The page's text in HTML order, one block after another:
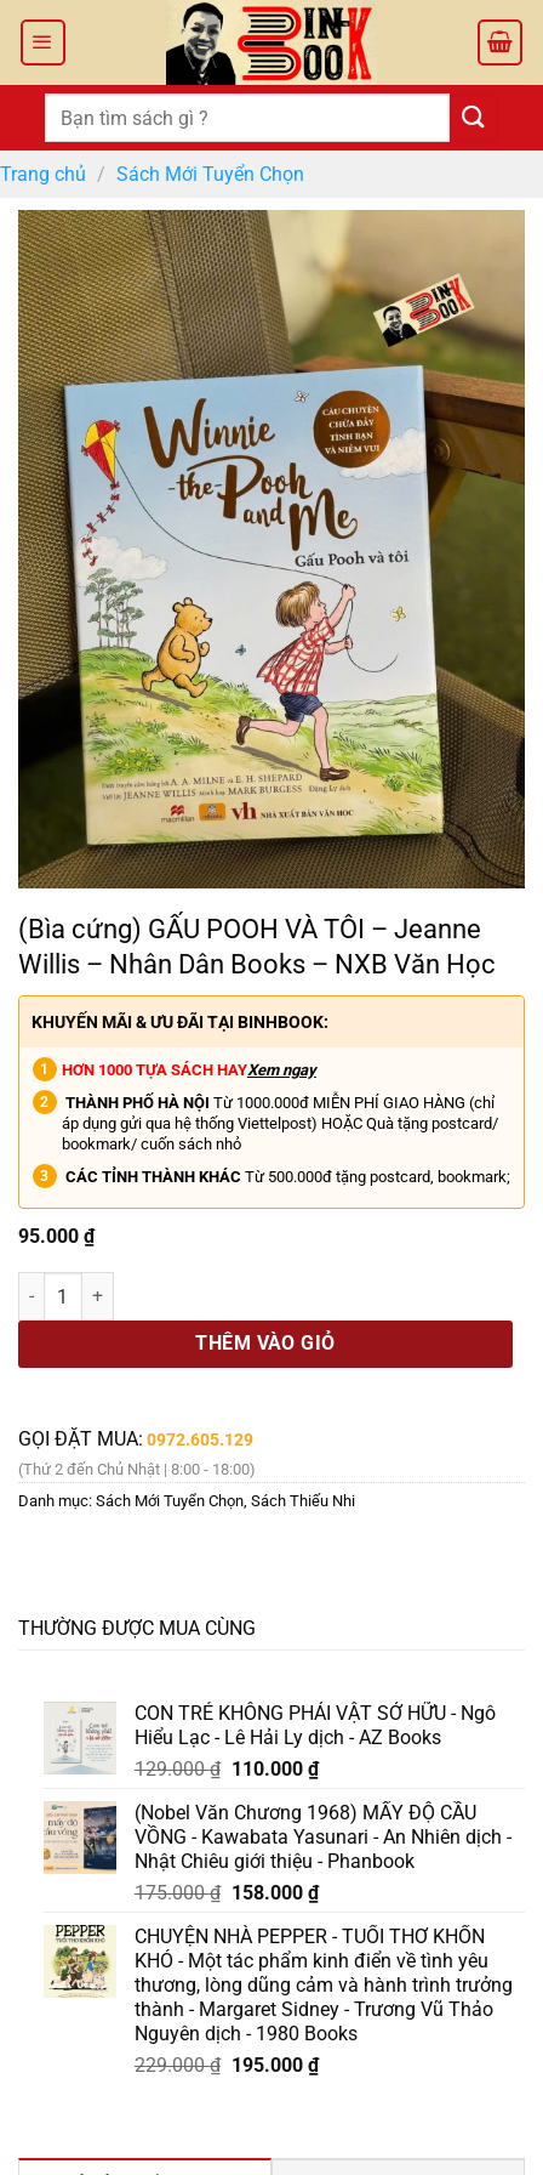
Tìm
kiếm:
Trang chủ / Sách Mới Tuyển Chọn
(Bìa cứng) GẤU POOH VÀ TÔI – Jeanne
Willis – Nhân Dân Books – NXB Văn Học
KHUYẾN MÃI & ƯU ĐÃI TẠI BINHBOOK:
HƠN 1000 TỰA SÁCH HAYXem ngay
THÀNH PHỐ HÀ NỘI Từ 1000.000đ MIỄN PHÍ GIAO HÀNG (chỉ
áp dụng gửi qua hệ thống Viettelpost) HOẶC Quà tặng postcard/
bookmark/ cuốn sách nhỏ
CÁC TỈNH THÀNH KHÁC Từ 500.000đ tặng postcard, bookmark;
95.000 ₫
(Bìa cứng) GẤU POOH VÀ TÔI – Jeanne Willis – Nhân Dân Books -
THÊM VÀO GIỎ
GỌI ĐẶT MUA: 0972.605.129
(Thứ 2 đến Chủ Nhật | 8:00 - 18:00)
Danh mục: Sách Mới Tuyển Chọn, Sách Thiếu Nhi
THƯỜNG ĐƯỢC MUA CÙNG
CON TRẺ KHÔNG PHẢI VẬT SỞ HỮU - Ngô
Hiểu Lạc - Lê Hải Ly dịch - AZ Books
129.000₫ Giá
là:
129.000 ₫.
110.000 ₫Giá
tại
là:
110.000 ₫.
(Nobel Văn Chương 1968) MẤY ĐỘ CẦU
VỒNG - Kawabata Yasunari - An Nhiên dịch -
Nhật Chiêu giới thiệu - Phanbook
175.000₫ Giá
là:
175.000 ₫.
158.000 ₫Giá
tại
là:
158.000 ₫.
CHUYỆN NHÀ PEPPER - TUỔI THƠ KHỐN
KHÓ - Một tác phẩm kinh điển về tình yêu
thương, lòng dũng cảm và hành trình trưởng
thành - Margaret Sidney - Trương Vũ Thảo
Nguyên dịch - 1980 Books
229.000₫ Giá
195.000 ₫Giá
195.000 ₫.